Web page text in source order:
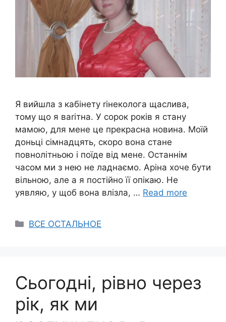
Я вийшла з кабінету rінеколога щаслива,
тому що я ваrітна. У сорок років я стану
мамою, для мене це прекрасна новина. Моїй
доньці сімнадцять, скоро вона стане
повнолітньою і поїде від мене. Останнім
часом ми з нею не ладнаємо. Аріна хоче бути
вільною, але а я постійно її опікаю. Не
уявляю, у щоб вона влізла, … Read more
Categories
ВСЕ ОСТАЛЬНОЕ
Сьогодні, рівно через
рік, як ми